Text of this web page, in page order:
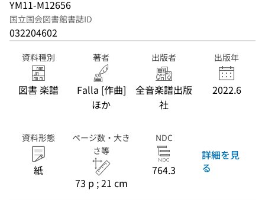
YM11-M12656
国立国会図書館書誌ID
032204602
資料種別
図書 楽譜
著者
Falla [作曲]
ほか
出版者
全音楽譜出版
社
出版年
2022.6
資料形態
紙
ページ数・大き
さ等
73 p ; 21 cm
NDC
764.3
詳細を見
る